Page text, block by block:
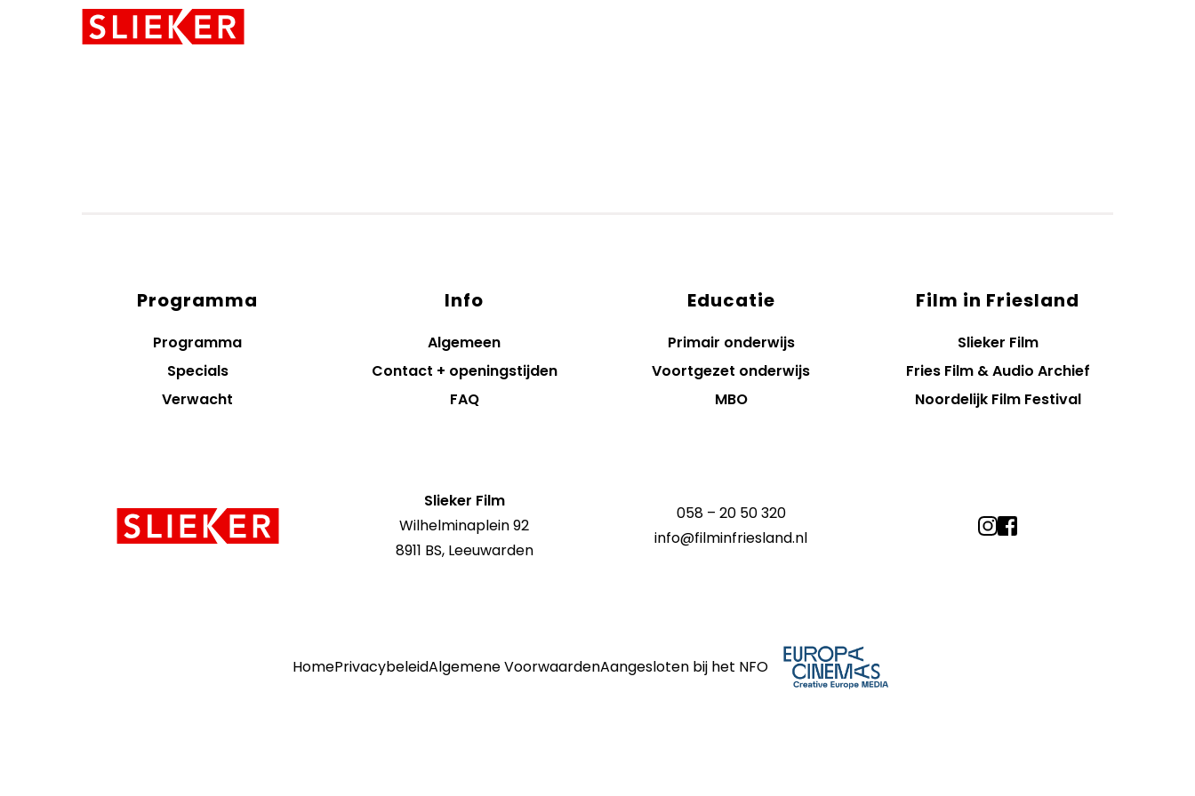
DienstenProgramma
Programma
Specials
Verwacht
Info
Algemeen
Contact + openingstijden
FAQ
Educatie
Primair onderwijs
Voortgezet onderwijs
MBO
Film in Friesland
Slieker Film
Fries Film & Audio Archief
Noordelijk Film Festival
informatie
Slieker Film
Wilhelminaplein 92
8911 BS, Leeuwarden
058 – 20 50 320
info@filminfriesland.nl
HomePrivacybeleidAlgemene VoorwaardenAangesloten bij het NFO